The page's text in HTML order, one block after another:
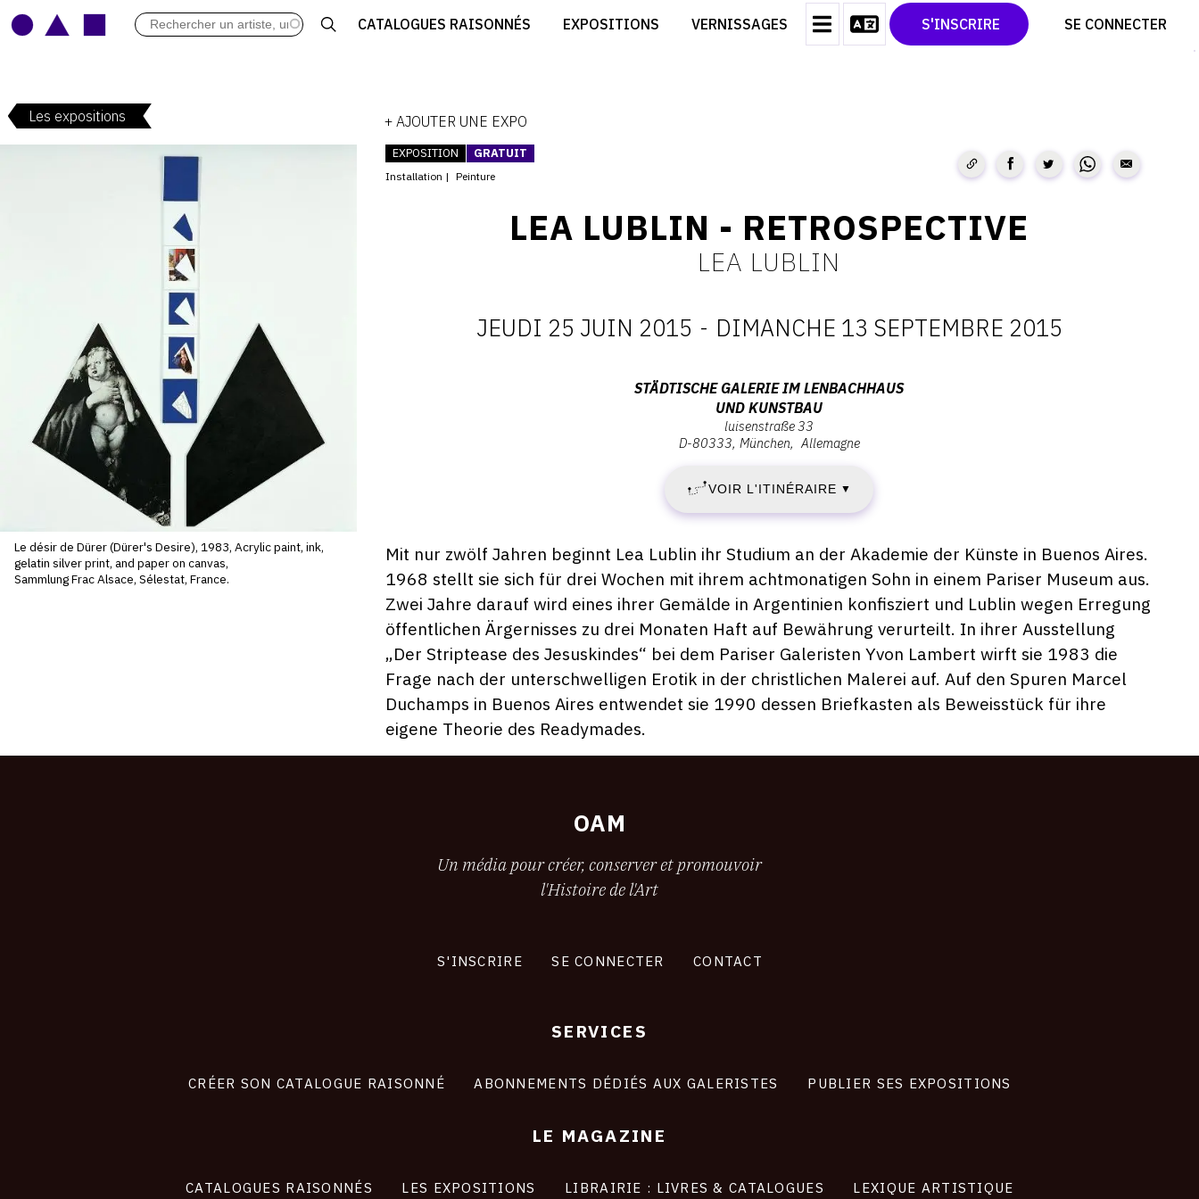
CATALOGUES RAISONNÉS EXPOSITIONS VERNISSAGES S'INSCRIRE SE CONNECTER
ARCHIVES DES EXPOSITIONS
CRÉER SON CATALOGUE D'EXPO
CONTACT
CGU
TWITTER
PINTEREST
Les expositions + AJOUTER UNE EXPO
Le désir de Dürer (Dürer's Desire), 1983, Acrylic paint, ink,
gelatin silver print, and paper on canvas,
Sammlung Frac Alsace, Sélestat, France.
EXPOSITION GRATUIT
Installation Peinture
LEA LUBLIN - RETROSPECTIVE
LEA LUBLIN
:
JEUDI
25
JUIN
2015
-
DIMANCHE
13
JEUDI 25 JUIN 2015 - DIMANCHE 13 SEPTEMBRE 2015
Adresse
Kunstbau,
Luisenstraße
33,
D-
80333
München
STÄDTISCHE GALERIE IM LENBACHHAUS
UND KUNSTBAU
luisenstraße 33
D-80333 München Allemagne
VOIR L'ITINÉRAIRE ▼
Description,
horaires...
Mit nur zwölf Jahren beginnt Lea Lublin ihr Studium an der Akademie der Künste in Buenos Aires.
1968 stellt sie sich für drei Wochen mit ihrem achtmonatigen Sohn in einem Pariser Museum aus.
Zwei Jahre darauf wird eines ihrer Gemälde in Argentinien konfisziert und Lublin wegen Erregung
öffentlichen Ärgernisses zu drei Monaten Haft auf Bewährung verurteilt. In ihrer Ausstellung
„Der Striptease des Jesuskindes“ bei dem Pariser Galeristen Yvon Lambert wirft sie 1983 die
Frage nach der unterschwelligen Erotik in der christlichen Malerei auf. Auf den Spuren Marcel
Duchamps in Buenos Aires entwendet sie 1990 dessen Briefkasten als Beweisstück für ihre
eigene Theorie des Readymades.
OAM
Un média pour créer, conserver et promouvoir
l'Histoire de l'Art
S'INSCRIRE SE CONNECTER CONTACT
SERVICES
CRÉER SON CATALOGUE RAISONNÉ ABONNEMENTS DÉDIÉS AUX GALERISTES PUBLIER SES EXPOSITIONS
LE MAGAZINE
CATALOGUES RAISONNÉS LES EXPOSITIONS LIBRAIRIE : LIVRES & CATALOGUES LEXIQUE ARTISTIQUE